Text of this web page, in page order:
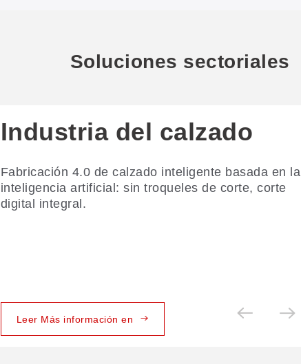
Soluciones sectoriales
Industria del calzado
Fabricación 4.0 de calzado inteligente basada en la
inteligencia artificial: sin troqueles de corte, corte
digital integral.
Leer Más información en